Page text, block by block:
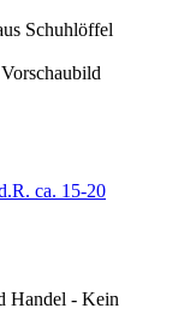
Schuhlöffel
ca. 15-20
Handel - Kein